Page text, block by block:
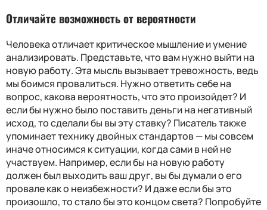
Отличайте возможность от вероятности
Человека отличает критическое мышление и умение
анализировать. Представьте, что вам нужно выйти на
новую работу. Эта мысль вызывает тревожность, ведь
мы боимся провалиться. Нужно ответить себе на
вопрос, какова вероятность, что это произойдет? И
если бы нужно было поставить деньги на негативный
исход, то сделали бы вы эту ставку? Писатель также
упоминает технику двойных стандартов — мы совсем
иначе относимся к ситуации, когда сами в ней не
участвуем. Например, если бы на новую работу
должен был выходить ваш друг, вы бы думали о его
провале как о неизбежности? И даже если бы это
произошло, то стало бы это концом света? Попробуйте